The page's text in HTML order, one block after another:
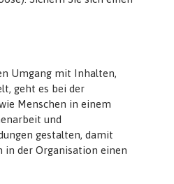
Umgang mit Inhalten,
geht es bei der
Menschen in einem
und
gestalten, damit
in der Organisation einen